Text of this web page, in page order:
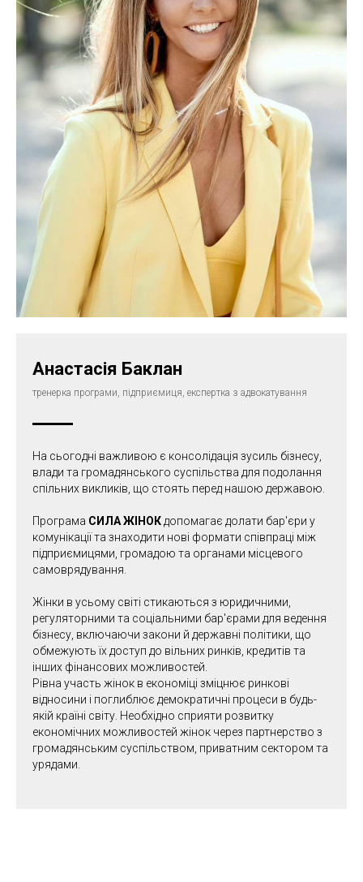
Анастасія Баклан
тренерка програми, підприємиця, експертка з адвокатування
На сьогодні важливою є консолідація зусиль бізнесу,
влади та громадянського суспільства для подолання
спільних викликів, що стоять перед нашою державою.
Програма СИЛА ЖІНОК допомагає долати бар'єри у
комунікації та знаходити нові формати співпраці між
підприємицями, громадою та органами місцевого
самоврядування.
Жінки в усьому світі стикаються з юридичними,
регуляторними та соціальними бар'єрами для ведення
бізнесу, включаючи закони й державні політики, що
обмежують їх доступ до вільних ринків, кредитів та
інших фінансових можливостей.
Рівна участь жінок в економіці зміцнює ринкові
відносини і поглиблює демократичні процеси в будь-
якій країні світу. Необхідно сприяти розвитку
економічних можливостей жінок через партнерство з
громадянським суспільством, приватним сектором та
урядами.